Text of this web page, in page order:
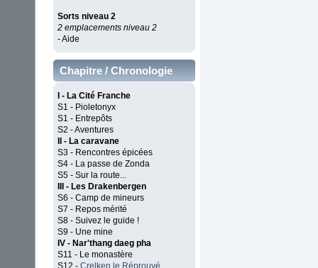
Sorts niveau 2
2 emplacements niveau 2
- Aide
Chapitre / Chronologie
I - La Cité Franche
S1 - Pioletonyx
S1 - Entrepôts
S2 - Aventures
II - La caravane
S3 - Rencontres épicées
S4 - La passe de Zonda
S5 - Sur la route...
III - Les Drakenbergen
S6 - Camp de mineurs
S7 - Repos mérité
S8 - Suivez le guide !
S9 - Une mine
IV - Nar'thang daeg pha
S11 - Le monastère